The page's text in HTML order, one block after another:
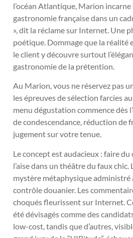
l’océan Atlantique, Marion incarne
gastronomie française dans un
», dit la réclame sur Internet. Une
poétique. Dommage que la
le client y découvre surtout
gastronomie de la prétention.
Au Marion, vous ne réservez pas
les épreuves de sélection farcies
menu dégustation commence dès
de condescendance, réduction de
jugement sur votre tenue.
Le concept est audacieux : faire
l’aise dans un théâtre du faux chic.
mystère métaphysique administré
contrôle douanier. Les
choqués fleurissent sur Internet.
été dévisagés comme des
low-cost, tandis que d’autres,